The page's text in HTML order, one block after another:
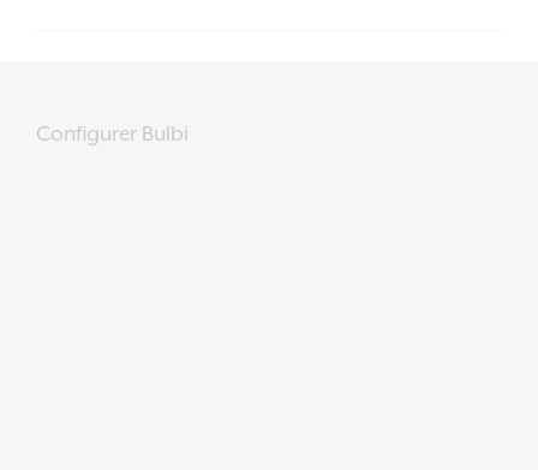
Configurer Bulbi